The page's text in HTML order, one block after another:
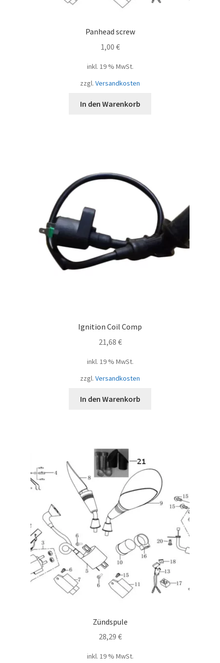
Panhead screw
1,00 €
inkl. 19 % MwSt.
zzgl. Versandkosten
In den Warenkorb
Ignition Coil Comp
21,68 €
inkl. 19 % MwSt.
zzgl. Versandkosten
In den Warenkorb
Zündspule
28,29 €
inkl. 19 % MwSt.